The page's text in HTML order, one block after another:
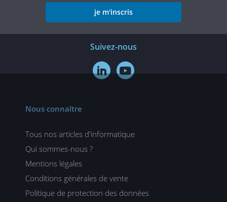
je m'inscris
Suivez-nous
 
Nous connaître
Tous nos articles d'informatique
Qui sommes-nous ?
Mentions légales
Conditions générales de vente
Politique de protection des données